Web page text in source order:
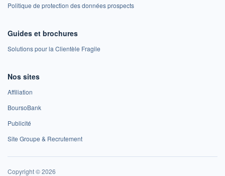
Politique de protection des données prospects
Guides et brochures
Solutions pour la Clientèle Fragile
Nos sites
Affiliation
BoursoBank
Publicité
Site Groupe & Recrutement
Copyright © 2026